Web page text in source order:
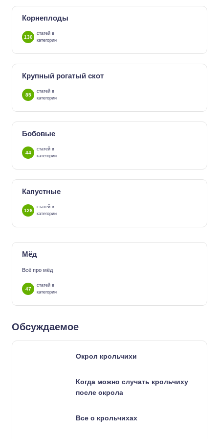
Корнеплоды
130
статей в
категории
Крупный рогатый скот
85
статей в
категории
Бобовые
44
статей в
категории
Капустные
128
статей в
категории
Мёд
Всё про мёд
47
статей в
категории
Обсуждаемое
Окрол крольчихи
Когда можно случать крольчиху
после окрола
Все о крольчихах